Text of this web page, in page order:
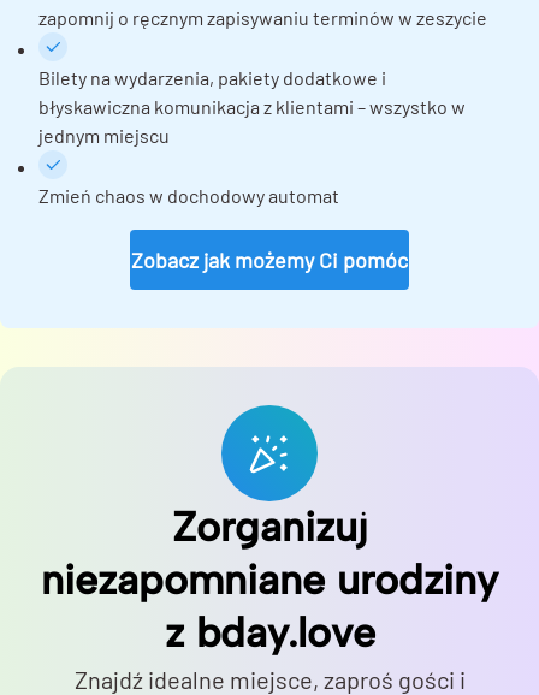
zapomnij o ręcznym zapisywaniu terminów w zeszycie
Bilety na wydarzenia, pakiety dodatkowe i
błyskawiczna komunikacja z klientami – wszystko w
jednym miejscu
Zmień chaos w dochodowy automat
Zobacz jak możemy Ci pomóc
Zorganizuj
niezapomniane urodziny
z bday.love
Znajdź idealne miejsce, zaproś gości i